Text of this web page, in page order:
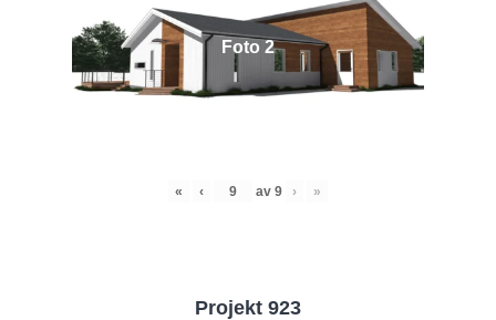
Foto 2
« ‹ av 9 › »
Projekt 923